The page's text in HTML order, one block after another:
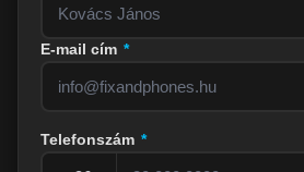
E-mail cím *
Telefonszám *